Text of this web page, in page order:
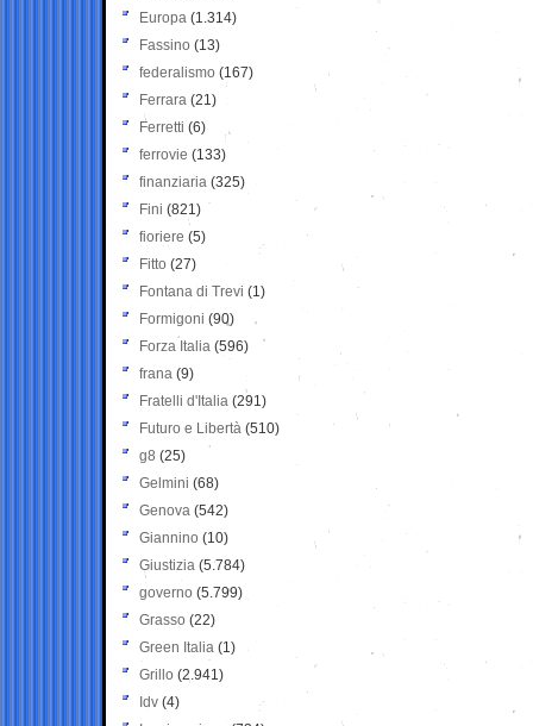
Europa (1.314)
Fassino (13)
federalismo (167)
Ferrara (21)
Ferretti (6)
ferrovie (133)
finanziaria (325)
Fini (821)
fioriere (5)
Fitto (27)
Fontana di Trevi (1)
Formigoni (90)
Forza Italia (596)
frana (9)
Fratelli d'Italia (291)
Futuro e Libertà (510)
g8 (25)
Gelmini (68)
Genova (542)
Giannino (10)
Giustizia (5.784)
governo (5.799)
Grasso (22)
Green Italia (1)
Grillo (2.941)
Idv (4)